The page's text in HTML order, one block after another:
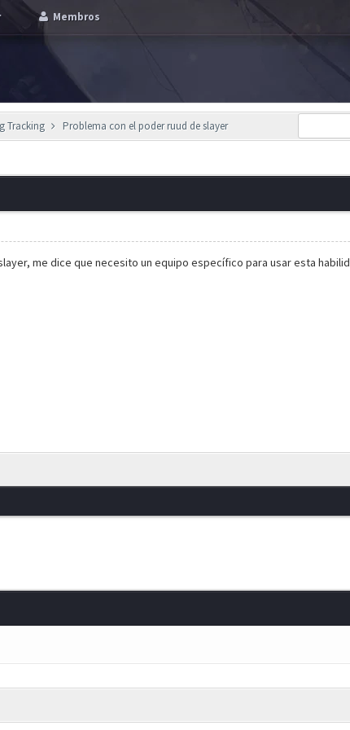
Membros
Tracking Problema con el poder ruud de slayer
me dice que necesito un equipo específico para usar esta